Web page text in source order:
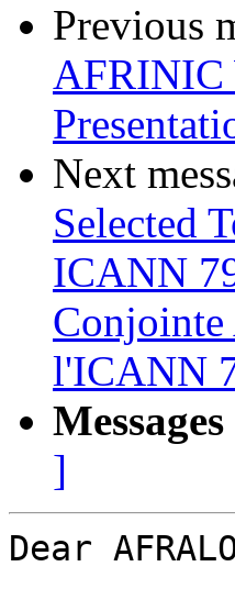
Previous
AFRINIC
Next
Selected
ICANN
l'ICANN
]
Dear